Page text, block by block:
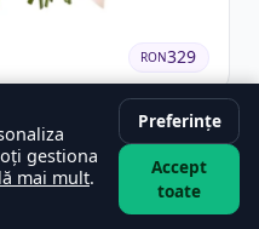
RON329
gestiona
mai mult.
Preferințe
Accept
toate